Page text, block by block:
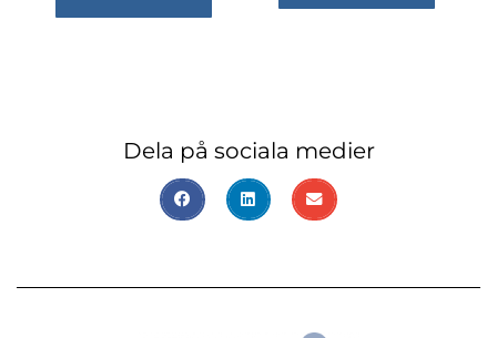
Dela på sociala medier